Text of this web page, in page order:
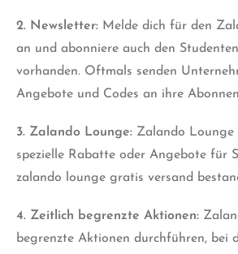
2. Newsletter: Melde dich für den
an und abonniere auch den
vorhanden. Oftmals senden
Angebote und Codes an ihre
3. Zalando Lounge: Zalando Lounge
spezielle Rabatte oder Angebote für
zalando lounge gratis versand
4. Zeitlich begrenzte Aktionen:
begrenzte Aktionen durchführen, bei